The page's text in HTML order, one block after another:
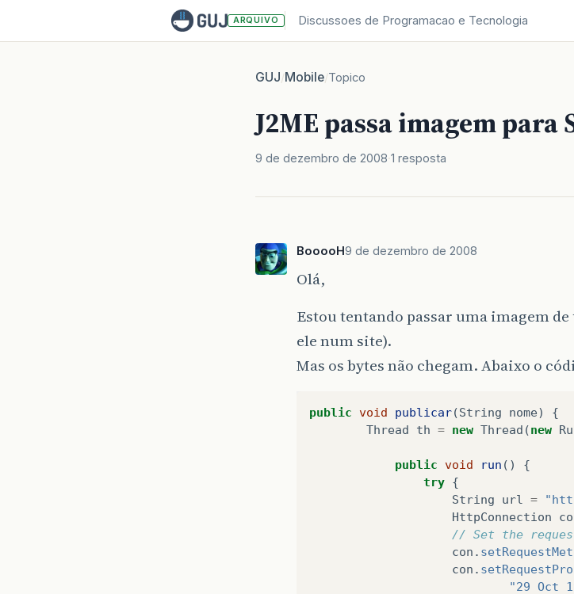
ARQUIVO Discussoes de Programacao e Tecnologia
GUJ/Mobile/Topico
J2ME passa imagem para
9 de dezembro de 2008 1 resposta
BooooH9 de dezembro de 2008
Olá,
Estou tentando passar uma imagem
ele num site).
Mas os bytes não chegam. Abaixo o
public void publicar(String nome)
{
Thread
th = new Thread (new
public void run ()
{
try {
String
url =
HttpConnection
// Set the
con .
con .
"29 Oct